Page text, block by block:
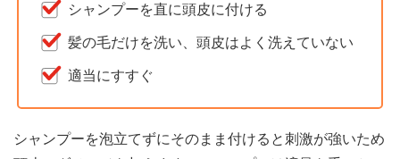
シャンプーを直に頭皮に付ける
髪の毛だけを洗い、頭皮はよく洗えていない
適当にすすぐ
シャンプーを泡立てずにそのまま付けると刺激が強いため